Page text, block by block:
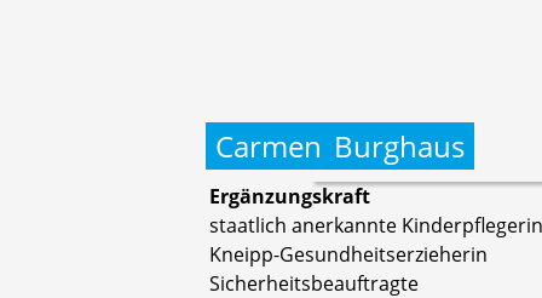
Carmen Burghaus
Ergänzungskraft
staatlich anerkannte Kinderpflegerin
Kneipp-Gesundheitserzieherin
Sicherheitsbeauftragte